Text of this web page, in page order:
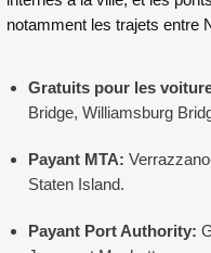
notamment les trajets entre
Gratuits pour les
Bridge, Williamsburg
Payant MTA:
Staten Island.
Payant Port Authority: